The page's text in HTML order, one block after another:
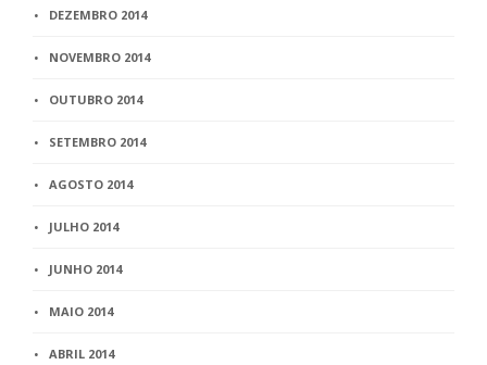
DEZEMBRO 2014
NOVEMBRO 2014
OUTUBRO 2014
SETEMBRO 2014
AGOSTO 2014
JULHO 2014
JUNHO 2014
MAIO 2014
ABRIL 2014